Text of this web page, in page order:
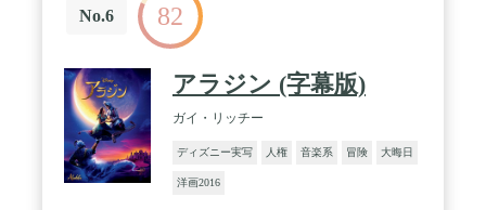
No.6 82
アラジン (字幕版)
ガイ・リッチー
ディズニー実写 人権 音楽系 冒険 大晦日
洋画2016